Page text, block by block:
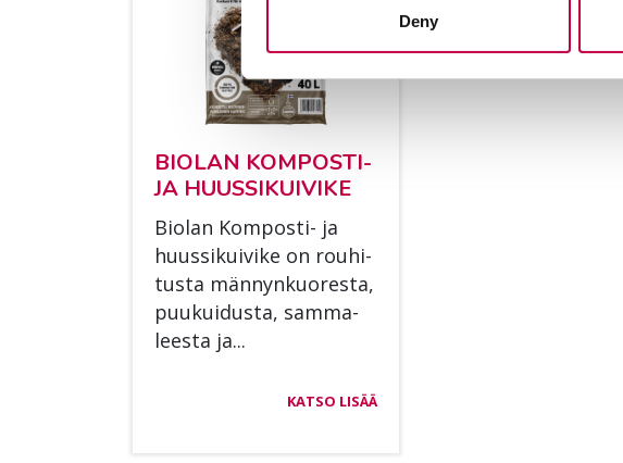
Deny
BIO­LAN KOM­POS­TI-
JA HUUS­SI­KUI­VI­KE
Bio­lan Kom­pos­ti- ja
huus­si­kui­vi­ke on rou­hi­
tus­ta män­nyn­kuo­res­ta,
puu­kui­dus­ta, sam­ma­
lees­ta ja...
KATSO LISÄÄ